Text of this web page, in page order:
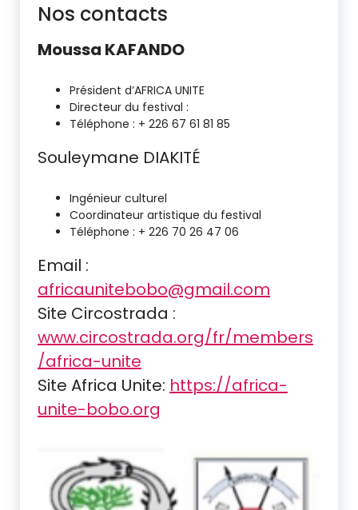
Nos contacts
Moussa KAFANDO
Président d’AFRICA UNITE
Directeur du festival :
Téléphone : + 226 67 61 81 85
Souleymane DIAKITÉ
Ingénieur culturel
Coordinateur artistique du festival
Téléphone : + 226 70 26 47 06
Email :
africaunitebobo@gmail.com
Site Circostrada :
www.circostrada.org/fr/members
/africa-unite
Site Africa Unite: https://africa-
unite-bobo.org